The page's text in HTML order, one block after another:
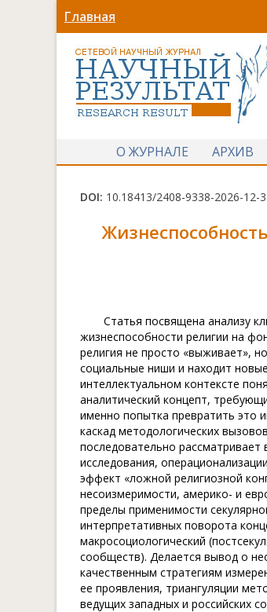
Главная
О ЖУРНАЛЕ
АРХИВ
DOI: 10.18413/2408-9338-2026-12-
Статья посвящена анализу
жизнеспособности религии на
религия не просто «выживает»,
социальные ниши и находит
интеллектуальном контексте
аналитический концепт,
именно попытка превратить это
каскад методологических
последовательно
исследования,
эффект «ложной религиозной
несоизмеримости, америко- и
пределы применимости
интерпретативных поворота
макросоциологический
сообществ). Делается вывод о
качественным стратегиям
ее проявления, триангуляции
ведущих западных и российских